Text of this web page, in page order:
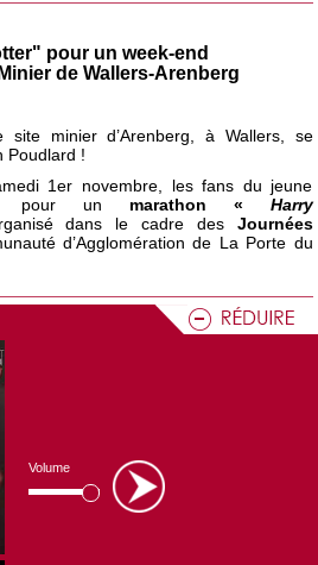
Volume
pour un week-end
de Wallers-Arenberg
site minier d’Arenberg, à Wallers, se
Poudlard !
1er novembre, les fans du jeune
pour un marathon « Harry
dans le cadre des Journées
d’Agglomération de La Porte du
à la Cité des Congrès
!
attendu que gourmand :
Congrès d’Anzin-Valenciennes
octobre 2025. Un rendez-vous sucré
et grands !